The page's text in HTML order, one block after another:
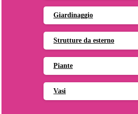
Giardinaggio
Strutture da esterno
Piante
Vasi